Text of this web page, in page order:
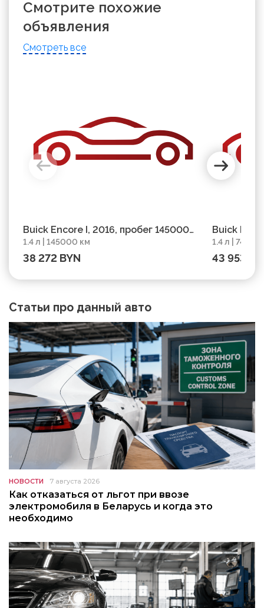
Смотрите похожие
объявления
Смотреть все
Buick Encore I, 2016, пробег 145000
км
1.4 л | 145000 км
38 272 BYN
Buick
пробег
1.4 л |
43 953
Статьи про данный авто
НОВОСТИ 7 августа 2026
Как отказаться от льгот при ввозе
электромобиля в Беларусь и когда это
необходимо